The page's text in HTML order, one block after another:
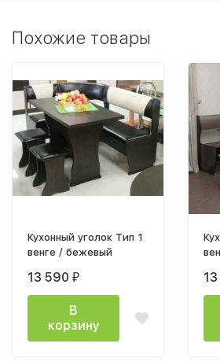
Похожие товары
Кухонный уголок Тип 1
венге / бежевый
13 590 ₽
В
корзину